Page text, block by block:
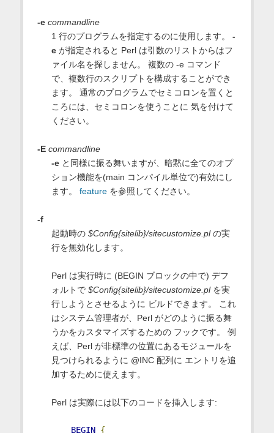
-e commandline
1 行のプログラムを指定するのに使用します。 -
eが指定されると Perl は引数のリストからはフ
ァイル名を探しません。 複数の -e コマンド
で、複数行のスクリプトを構成することができ
ます。 通常のプログラムでセミコロンを置くと
ころには、セミコロンを使うことに 気を付けて
ください。
-E commandline
-eと同様に振る舞いますが、暗黙に全てのオプ
ション機能を(main コンパイル単位で)有効にし
ます。 featureを参照してください。
-f
起動時の $Config{sitelib}/sitecustomize.plの実
行を無効化します。
Perl は実行時に (BEGIN ブロックの中で) デフ
ォルトで $Config{sitelib}/sitecustomize.plを実
行しようとさせるように ビルドできます。 これ
はシステム管理者が、Perl がどのように振る舞
うかをカスタマイズするための フックです。 例
えば、Perl が非標準の位置にあるモジュールを
見つけられるように @INC 配列に エントリを追
加するために使えます。
Perl は実際には以下のコードを挿入します:
BEGIN {